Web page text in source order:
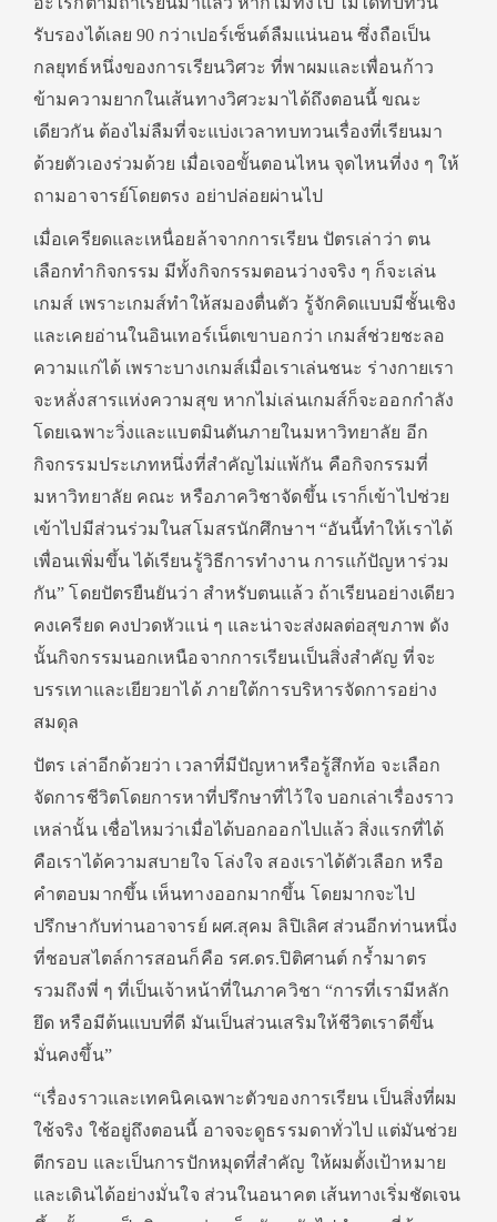
รับรองได้เลย 90 กว่าเปอร์เซ็นต์ลืมแน่นอน ซึ่งถือเป็น
กลยุทธ์หนึ่งของการเรียนวิศวะ ที่พาผมและเพื่อนก้าว
ข้ามความยากในเส้นทางวิศวะมาได้ถึงตอนนี้ ขณะ
เดียวกัน ต้องไม่ลืมที่จะแบ่งเวลาทบทวนเรื่องที่เรียนมา
ด้วยตัวเองร่วมด้วย เมื่อเจอขั้นตอนไหน จุดไหนที่งง ๆ ให้
ถามอาจารย์โดยตรง อย่าปล่อยผ่านไป
เมื่อเครียดและเหนื่อยล้าจากการเรียน ปัตรเล่าว่า ตน
เลือกทำกิจกรรม มีทั้งกิจกรรมตอนว่างจริง ๆ ก็จะเล่น
เกมส์ เพราะเกมส์ทำให้สมองตื่นตัว รู้จักคิดแบบมีชั้นเชิง
และเคยอ่านในอินเทอร์เน็ตเขาบอกว่า เกมส์ช่วยชะลอ
ความแก่ได้ เพราะบางเกมส์เมื่อเราเล่นชนะ ร่างกายเรา
จะหลั่งสารแห่งความสุข หากไม่เล่นเกมส์ก็จะออกกำลัง
โดยเฉพาะวิ่งและแบตมินตันภายในมหาวิทยาลัย อีก
กิจกรรมประเภทหนึ่งที่สำคัญไม่แพ้กัน คือกิจกรรมที่
มหาวิทยาลัย คณะ หรือภาควิชาจัดขึ้น เราก็เข้าไปช่วย
เข้าไปมีส่วนร่วมในสโมสรนักศึกษาฯ “อันนี้ทำให้เราได้
เพื่อนเพิ่มขึ้น ได้เรียนรู้วิธีการทำงาน การแก้ปัญหาร่วม
กัน” โดยปัตรยืนยันว่า สำหรับตนแล้ว ถ้าเรียนอย่างเดียว
คงเครียด คงปวดหัวแน่ ๆ และน่าจะส่งผลต่อสุขภาพ ดัง
นั้นกิจกรรมนอกเหนือจากการเรียนเป็นสิ่งสำคัญ ที่จะ
บรรเทาและเยียวยาได้ ภายใต้การบริหารจัดการอย่าง
สมดุล
ปัตร เล่าอีกด้วยว่า เวลาที่มีปัญหาหรือรู้สึกท้อ จะเลือก
จัดการชีวิตโดยการหาที่ปรึกษาที่ไว้ใจ บอกเล่าเรื่องราว
เหล่านั้น เชื่อไหมว่าเมื่อได้บอกออกไปแล้ว สิ่งแรกที่ได้
คือเราได้ความสบายใจ โล่งใจ สองเราได้ตัวเลือก หรือ
คำตอบมากขึ้น เห็นทางออกมากขึ้น โดยมากจะไป
ปรึกษากับท่านอาจารย์ ผศ.สุคม ลิปิเลิศ ส่วนอีกท่านหนึ่ง
ที่ชอบสไตล์การสอนก็คือ รศ.ดร.ปิติศานต์ กร้ำมาตร
รวมถึงพี่ ๆ ที่เป็นเจ้าหน้าที่ในภาควิชา “การที่เรามีหลัก
ยึด หรือมีต้นแบบที่ดี มันเป็นส่วนเสริมให้ชีวิตเราดีขึ้น
มั่นคงขึ้น”
“เรื่องราวและเทคนิคเฉพาะตัวของการเรียน เป็นสิ่งที่ผม
ใช้จริง ใช้อยู่ถึงตอนนี้ อาจจะดูธรรมดาทั่วไป แต่มันช่วย
ตีกรอบ และเป็นการปักหมุดที่สำคัญ ให้ผมตั้งเป้าหมาย
และเดินได้อย่างมั่นใจ ส่วนในอนาคต เส้นทางเริ่มชัดเจน